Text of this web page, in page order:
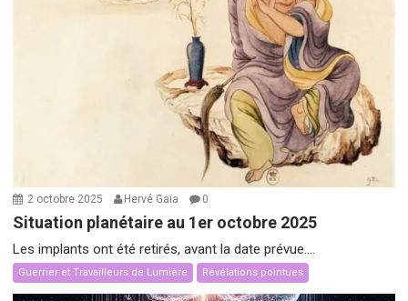
2 octobre 2025 Hervé Gaïa 0
Situation planétaire au 1er octobre 2025
Les implants ont été retirés, avant la date prévue....
Guerrier et Travailleurs de Lumière Révélations pointues